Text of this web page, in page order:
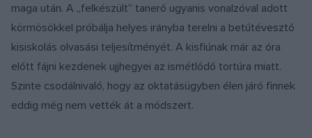
maga után. A „felkészült” tanerő ugyanis vonalzóval adott
körmösökkel próbálja helyes irányba terelni a betűtévesztő
kisiskolás olvasási teljesítményét. A kisfiúnak már az óra
előtt fájni kezdenek ujjhegyei az ismétlődő tortúra miatt.
Szinte csodálnivaló, hogy az oktatásügyben élen járó finnek
eddig még nem vették át a módszert.